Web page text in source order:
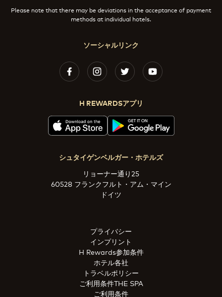
ソーシャルリンク
H REWARDSアプリ
Please note that there may be deviations in the acceptance of payment
methods at individual hotels.
シュタイゲンベルガー・ホテルズ
リョーナー通り25
60528 フランクフルト・アム・マイン
ドイツ
プライバシー
インプリント
H Rewards参加条件
ホテル各社
トラベルポリシー
ご利用条件THE SPA
ご利用条件